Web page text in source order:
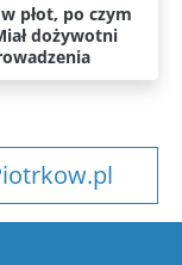
płot, po czym
dożywotni